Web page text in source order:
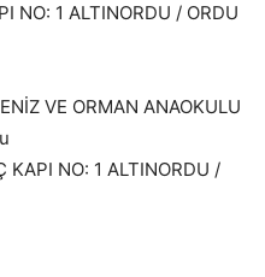
NO: 1 ALTINORDU / ORDU
VE ORMAN ANAOKULU
KAPI NO: 1 ALTINORDU /